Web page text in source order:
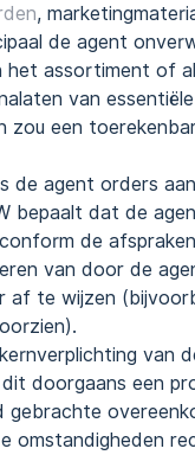
,
de agent
het assortiment of
van
zou een
de agent orders
bepaalt dat de
de
van door de
af te wijzen
van
doorgaans een
omstandigheden